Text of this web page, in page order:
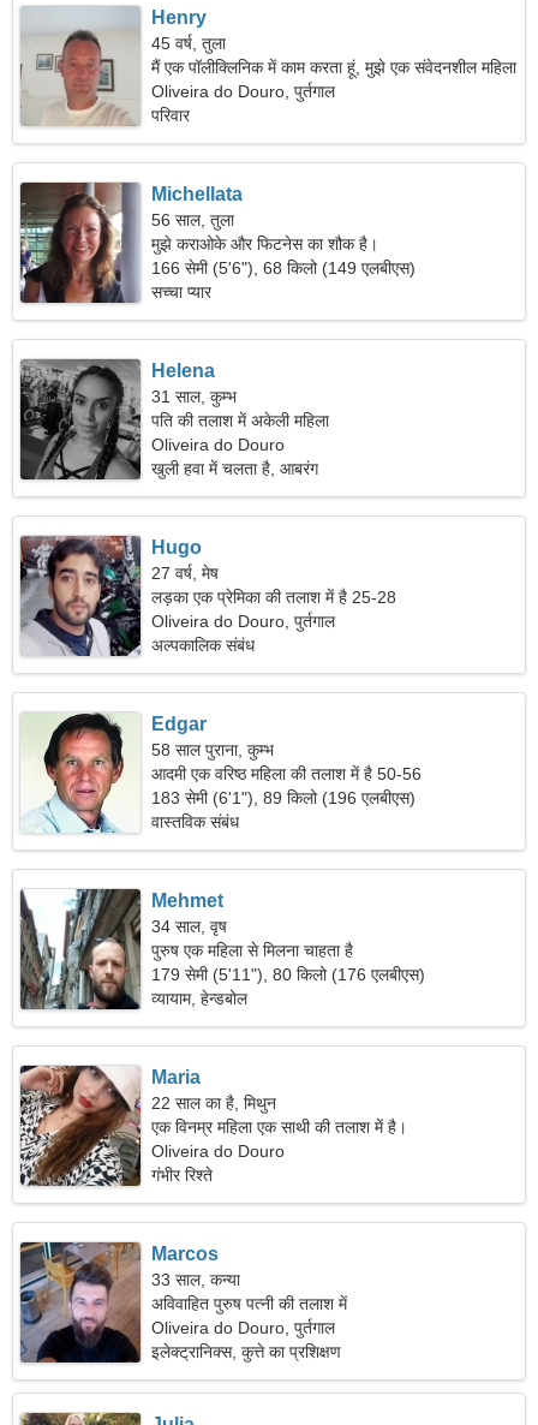
Henry
45 वर्ष, तुला
मैं एक पॉलीक्लिनिक में काम करता हूं, मुझे एक संवेदनशील महिला
की जरूरत है।
Oliveira do Douro, पुर्तगाल
परिवार
Michellata
56 साल, तुला
मुझे कराओके और फिटनेस का शौक है।
166 सेमी (5'6"), 68 किलो (149 एलबीएस)
सच्चा प्यार
Helena
31 साल, कुम्भ
पति की तलाश में अकेली महिला
Oliveira do Douro
खुली हवा में चलता है, आबरंग
Hugo
27 वर्ष, मेष
लड़का एक प्रेमिका की तलाश में है 25-28
Oliveira do Douro, पुर्तगाल
अल्पकालिक संबंध
Edgar
58 साल पुराना, कुम्भ
आदमी एक वरिष्ठ महिला की तलाश में है 50-56
183 सेमी (6'1"), 89 किलो (196 एलबीएस)
वास्तविक संबंध
Mehmet
34 साल, वृष
पुरुष एक महिला से मिलना चाहता है
179 सेमी (5'11"), 80 किलो (176 एलबीएस)
व्यायाम, हेन्डबोल
Maria
22 साल का है, मिथुन
एक विनम्र महिला एक साथी की तलाश में है।
Oliveira do Douro
गंभीर रिश्ते
Marcos
33 साल, कन्या
अविवाहित पुरुष पत्नी की तलाश में
Oliveira do Douro, पुर्तगाल
इलेक्ट्रानिक्स, कुत्ते का प्रशिक्षण